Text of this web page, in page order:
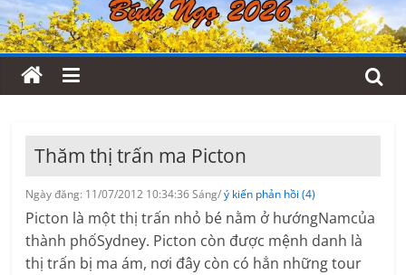
Thăm thị trấn ma Picton
Ngày đăng: 11/07/2012 10:34:36 Sáng/ý kiến phản hồi (4)
Picton là một thị trấn nhỏ bé nằm ở hướngNamcủa
thành phốSydney. Picton còn được mệnh danh là
thị trấn bị ma ám, nơi đây còn có hẳn những tour